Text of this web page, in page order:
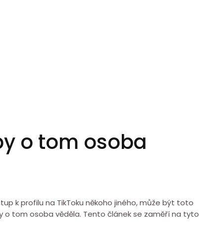
o tom osoba
k profilu na TikToku někoho jiného, může být toto
o tom osoba věděla. Tento článek se zaměří na tyto